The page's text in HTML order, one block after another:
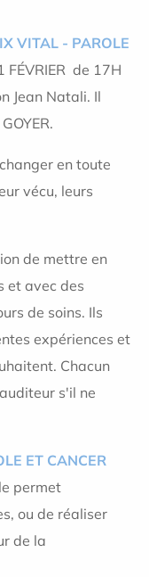
VITAL - PAROLE
FÉVRIER de 17H
Jean Natali. Il
en toute
vécu, leurs
de mettre en
et avec des
de soins. Ils
expériences et
Chacun
s'il ne
ET CANCER
permet
ou de réaliser
de la